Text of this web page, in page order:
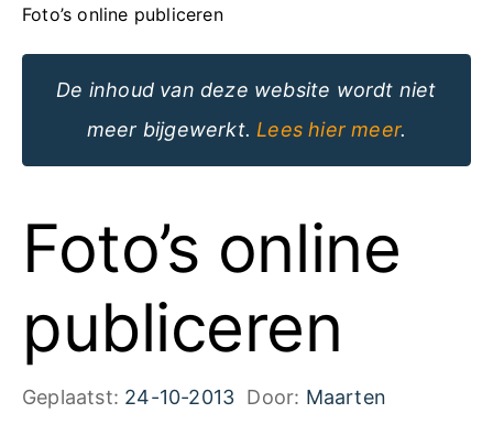
Foto’s online publiceren
De inhoud van deze website wordt niet
meer bijgewerkt. Lees hier meer.
Foto’s online
publiceren
Geplaatst: 24-10-2013 Door: Maarten